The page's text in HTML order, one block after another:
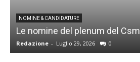
NOMINE & CANDIDATURE
Le nomine del plenum del Csm
Redazione - Luglio 29, 2026 0